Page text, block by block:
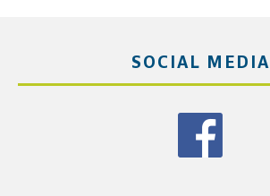
SOCIAL MEDIA